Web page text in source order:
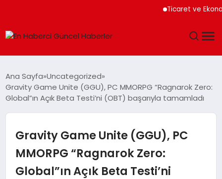
Ticaret ve Ekonomik
SPOR
MAGAZIN
Ana Sayfa Uncategorized
Gravity Game Unite (GGU), PC MMORPG “Ragnarok Zero:
Global”ın Açık Beta Testi’ni (OBT) başarıyla tamamladı
Gravity Game Unite (GGU), PC
MMORPG “Ragnarok Zero:
Global”ın Açık Beta Testi’ni